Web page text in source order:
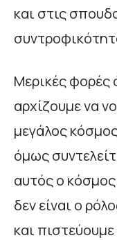
και στις
Μερικές φορές
αρχίζουμε να
μεγάλος
όμως
αυτός ο
δεν είναι ο
και